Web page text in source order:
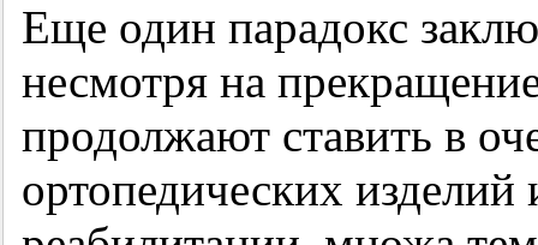
Еще один парадокс
несмотря на
продолжают ставить в
ортопедических изделий